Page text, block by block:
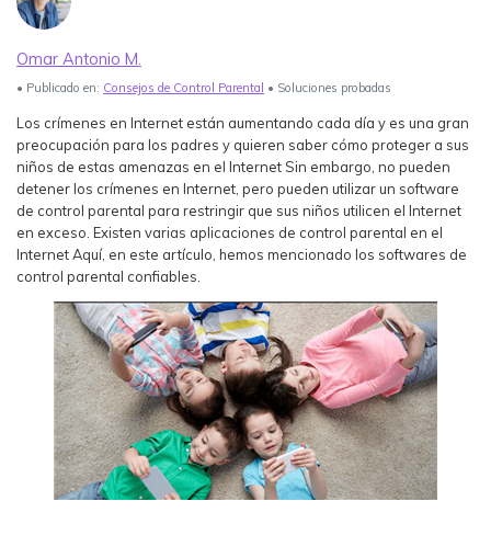
Ver Más >
Guía del Usuario
Ver Más >
search
Omar Antonio M.
• Publicado en: Consejos de Control Parental • Soluciones probadas
Los crímenes en Internet están aumentando cada día y es una gran
preocupación para los padres y quieren saber cómo proteger a sus
niños de estas amenazas en el Internet Sin embargo, no pueden
detener los crímenes en Internet, pero pueden utilizar un software
de control parental para restringir que sus niños utilicen el Internet
en exceso. Existen varias aplicaciones de control parental en el
Internet Aquí, en este artículo, hemos mencionado los softwares de
control parental confiables.